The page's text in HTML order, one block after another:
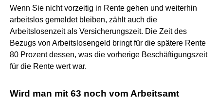
Wenn Sie nicht vorzeitig in Rente gehen und weiterhin
arbeitslos gemeldet bleiben, zählt auch die
Arbeitslosenzeit als Versicherungszeit. Die Zeit des
Bezugs von Arbeitslosengeld bringt für die spätere Rente
80 Prozent dessen, was die vorherige Beschäftigungszeit
für die Rente wert war.
Wird man mit 63 noch vom Arbeitsamt